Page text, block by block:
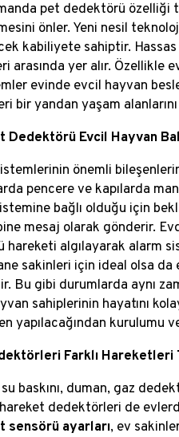
pet dedektörü özelliği
önler. Yeni nesil
kabiliyete sahiptir.
arasında yer alır. Özellikle
evinde evcil hayvan
bir yandan yaşam
Dedektörü Evcil Hayvan
önemli
pencere ve kapılarda
bağlı olduğu için
mesaj olarak gönderir.
hareketi algılayarak alarm
sakinleri için ideal olsa
Bu gibi durumlarda aynı
sahiplerinin hayatını
yapılacağından kurulumu
Farklı Hareketleri
su baskını, duman, gaz
dedektörleri de
sensörü ayarları, ev